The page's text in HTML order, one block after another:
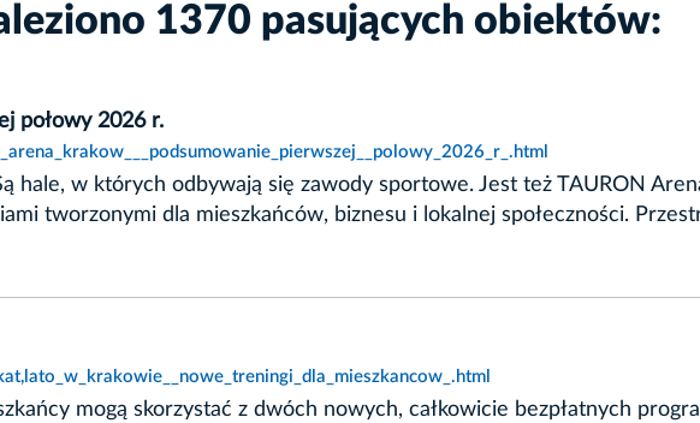
1370 pasujących obiektów:
połowy 2026 r.
hale, w których odbywają się zawody sportowe. Jest też TAURON
tworzonymi dla mieszkańców, biznesu i lokalnej społeczności.
mogą skorzystać z dwóch nowych, całkowicie bezpłatnych